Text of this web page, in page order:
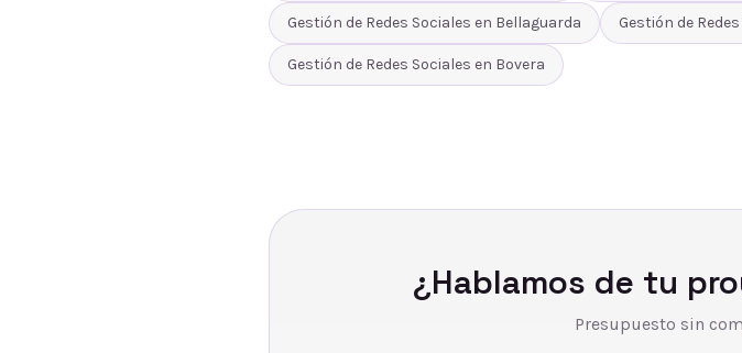
Gestión de Redes Sociales en Bellaguarda Gestión de
Gestión de Redes Sociales en Bovera
¿Hablamos de tu
Presupuesto sin